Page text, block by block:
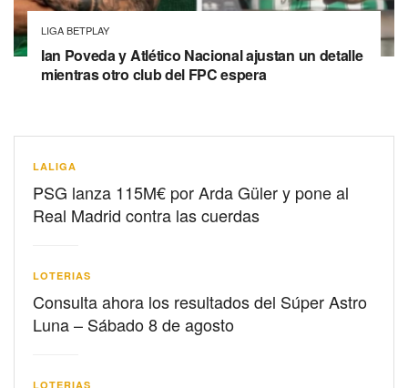
LIGA BETPLAY
Ian Poveda y Atlético Nacional ajustan un detalle
mientras otro club del FPC espera
LALIGA
PSG lanza 115M€ por Arda Güler y pone al
Real Madrid contra las cuerdas
LOTERIAS
Consulta ahora los resultados del Súper Astro
Luna – Sábado 8 de agosto
LOTERIAS